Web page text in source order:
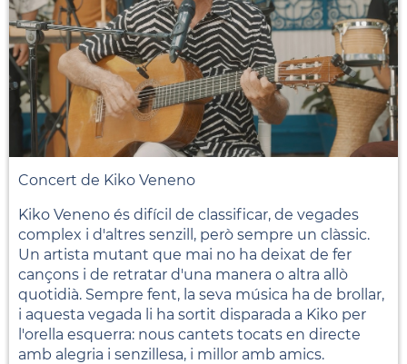
Concert de Kiko Veneno
Kiko Veneno és difícil de classificar, de vegades
complex i d'altres senzill, però sempre un clàssic.
Un artista mutant que mai no ha deixat de fer
cançons i de retratar d'una manera o altra allò
quotidià. Sempre fent, la seva música ha de brollar,
i aquesta vegada li ha sortit disparada a Kiko per
l'orella esquerra: nous cantets tocats en directe
amb alegria i senzillesa, i millor amb amics.